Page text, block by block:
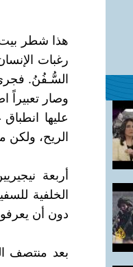
هذا شطر بيت
رغبات
السُّـفُنُ.
وصار تعبيراً
عليها
الريح، ولكن
أربعة
الخلفية
دون أن
بعد منتصف